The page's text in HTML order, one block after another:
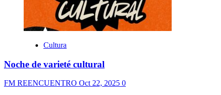
Cultura
Noche de varieté cultural
FM REENCUENTRO Oct 22, 2025 0